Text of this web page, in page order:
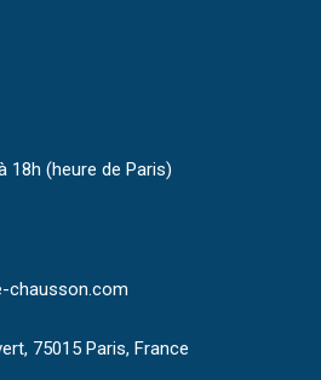
18h (heure de Paris)
chausson.com
75015 Paris, France